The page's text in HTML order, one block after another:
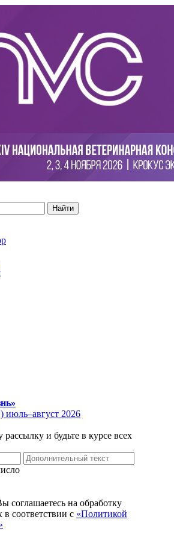
Найти
июль–август 2026
и будьте в курсе всех
соглашаетесь на обработку
соответствии с «Политикой